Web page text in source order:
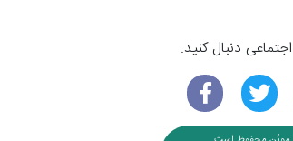
دنبال کنید.